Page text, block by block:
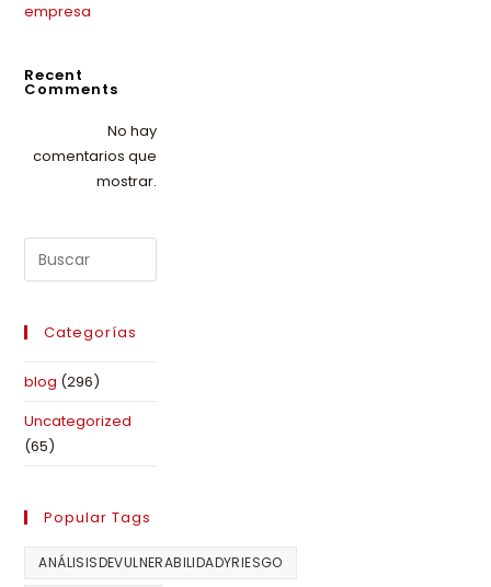
empresa
Recent
Comments
No hay
comentarios que
mostrar.
Categorías
blog (296)
Uncategorized
(65)
Popular Tags
ANÁLISISDEVULNERABILIDADYRIESGO